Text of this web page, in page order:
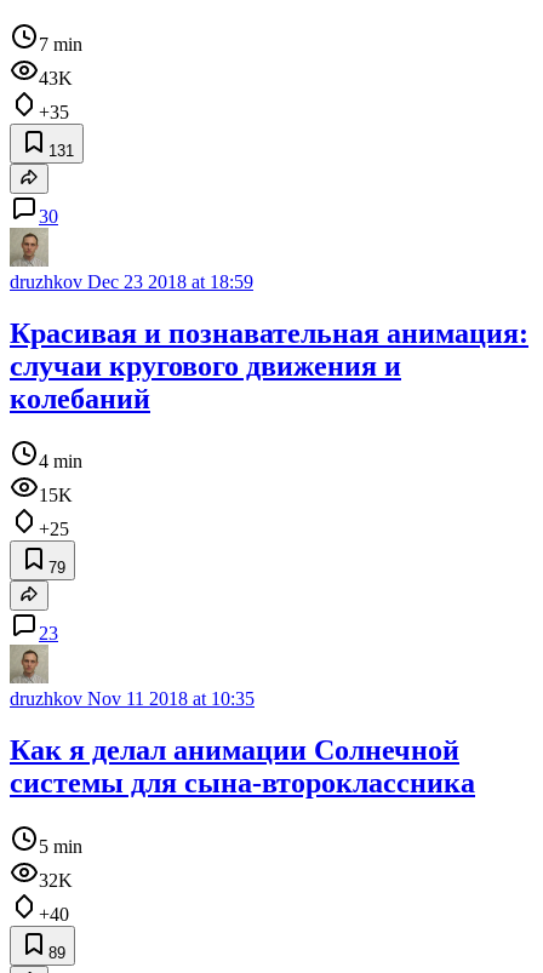
7 min
43K
+35
131
30
druzhkov Dec 23 2018 at 18:59
Красивая и познавательная анимация:
случаи кругового движения и
колебаний
4 min
15K
+25
79
23
druzhkov Nov 11 2018 at 10:35
Как я делал анимации Солнечной
системы для сына-второклассника
5 min
32K
+40
89